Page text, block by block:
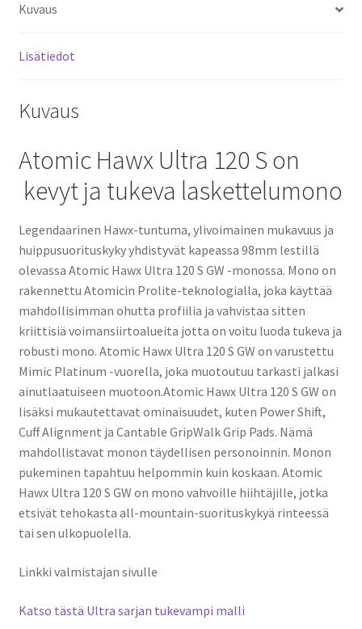
Kuvaus
Lisätiedot
Kuvaus
Atomic Hawx Ultra 120 S on
kevyt ja tukeva laskettelumono
Legendaarinen Hawx-tuntuma, ylivoimainen mukavuus ja
huippusuorituskyky yhdistyvät kapeassa 98mm lestillä
olevassa Atomic Hawx Ultra 120 S GW -monossa. Mono on
rakennettu Atomicin Prolite-teknologialla, joka käyttää
mahdollisimman ohutta profiilia ja vahvistaa sitten
kriittisiä voimansiirtoalueita jotta on voitu luoda tukeva ja
robusti mono. Atomic Hawx Ultra 120 S GW on varustettu
Mimic Platinum -vuorella, joka muotoutuu tarkasti jalkasi
ainutlaatuiseen muotoon.Atomic Hawx Ultra 120 S GW on
lisäksi mukautettavat ominaisuudet, kuten Power Shift,
Cuff Alignment ja Cantable GripWalk Grip Pads. Nämä
mahdollistavat monon täydellisen personoinnin. Monon
pukeminen tapahtuu helpommin kuin koskaan. Atomic
Hawx Ultra 120 S GW on mono vahvoille hiihtäjille, jotka
etsivät tehokasta all-mountain-suorituskykyä rinteessä
tai sen ulkopuolella.
Linkki valmistajan sivulle
Katso tästä Ultra sarjan tukevampi malli